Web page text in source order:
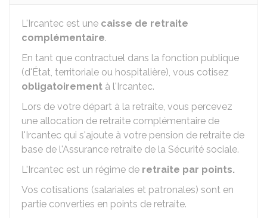
L'Ircantec est une caisse de retraite
complémentaire.
En tant que contractuel dans la fonction publique
(d'État, territoriale ou hospitalière), vous cotisez
obligatoirement à l'Ircantec.
Lors de votre départ à la retraite, vous percevez
une allocation de retraite complémentaire de
l'Ircantec qui s'ajoute à votre pension de retraite de
base de l'Assurance retraite de la Sécurité sociale.
L'Ircantec est un régime de retraite par points.
Vos cotisations (salariales et patronales) sont en
partie converties en points de retraite.